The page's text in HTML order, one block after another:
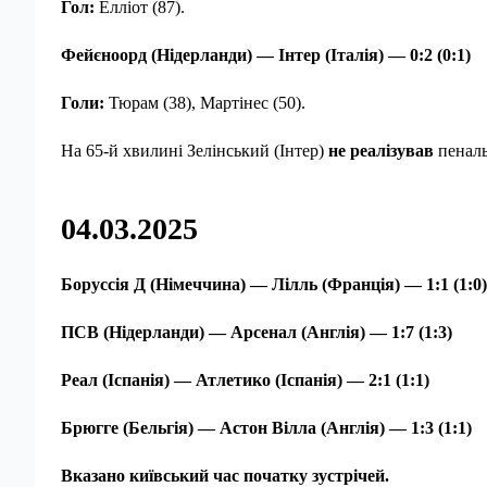
Гол: Елліот (87).
Фейєноорд (Нідерланди) — Інтер (Італія) — 0:2 (0:1)
Голи: Тюрам (38), Мартінес (50).
На 65-й хвилині Зелінський (Інтер) не реалізував
04.03.2025
Боруссія Д (Німеччина) — Лілль (Франція) — 1:1 (1:0)
ПСВ (Нідерланди) — Арсенал (Англія) — 1:7 (1:3)
Реал (Іспанія) — Атлетико (Іспанія) — 2:1 (1:1)
Брюгге (Бельгія) — Астон Вілла (Англія) — 1:3 (1:1)
Вказано київський час початку зустрічей.